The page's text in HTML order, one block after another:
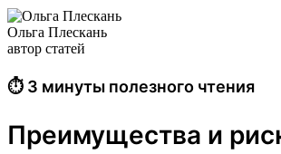
Ольга Плескань
автор статей
⏱ 3 минуты полезного чтения
Преимущества и